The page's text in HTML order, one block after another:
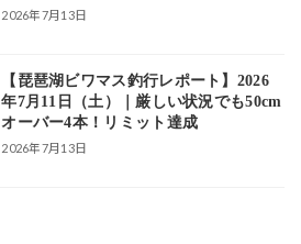
2026年7月13日
【琵琶湖ビワマス釣行レポート】2026
年7月11日（土）｜厳しい状況でも50cm
オーバー4本！リミット達成
2026年7月13日